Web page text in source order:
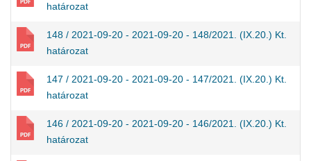
határozat
148 / 2021-09-20 - 2021-09-20 - 148/2021. (IX.20.) Kt.
határozat
147 / 2021-09-20 - 2021-09-20 - 147/2021. (IX.20.) Kt.
határozat
146 / 2021-09-20 - 2021-09-20 - 146/2021. (IX.20.) Kt.
határozat